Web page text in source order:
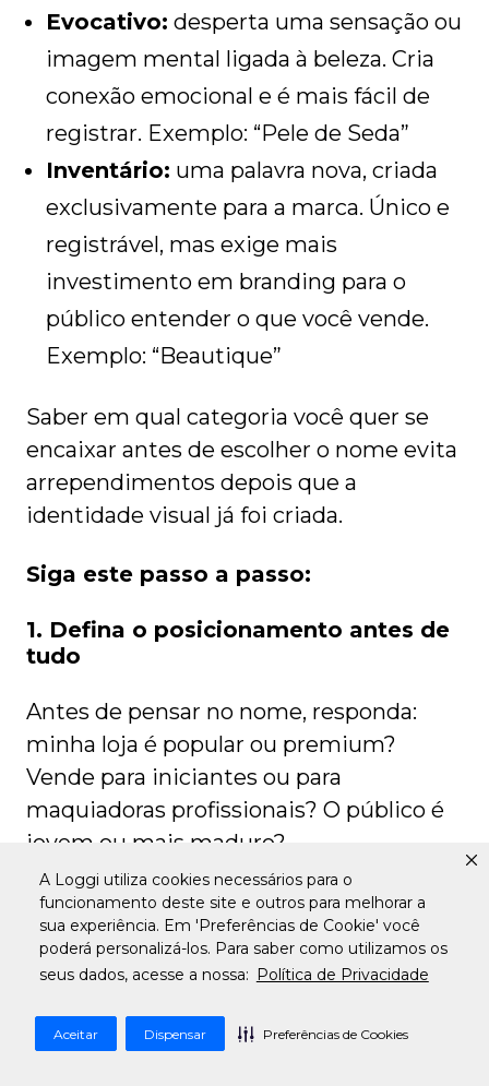
A Loggi utiliza cookies necessários para o
funcionamento deste site e outros para melhorar a
sua experiência. Em 'Preferências de Cookie' você
poderá personalizá-los. Para saber como utilizamos os
seus dados, acesse a nossa: Política de Privacidade
Aceitar Dispensar Preferências de Cookies
Evocativo: desperta uma sensação ou
imagem mental ligada à beleza. Cria
conexão emocional e é mais fácil de
registrar. Exemplo: “Pele de Seda”
Inventário: uma palavra nova, criada
exclusivamente para a marca. Único e
registrável, mas exige mais
investimento em branding para o
público entender o que você vende.
Exemplo: “Beautique”
Saber em qual categoria você quer se
encaixar antes de escolher o nome evita
arrependimentos depois que a
identidade visual já foi criada.
Siga este passo a passo:
1. Defina o posicionamento antes de
tudo
Antes de pensar no nome, responda:
minha loja é popular ou premium?
Vende para iniciantes ou para
maquiadoras profissionais? O público é
jovem ou mais maduro?
Essas respostas vão nortear o estilo do
nome e evitar que você escolha algo que
não conversa com quem você quer
2. Faça um brainstorming sem filtros